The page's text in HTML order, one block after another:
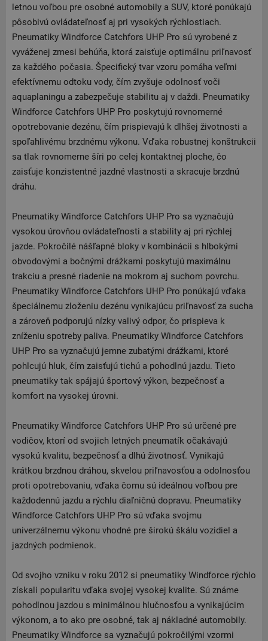
letnou voľbou pre osobné automobily a SUV, ktoré ponúkajú
pôsobivú ovládateľnosť aj pri vysokých rýchlostiach.
Pneumatiky Windforce Catchfors UHP Pro sú vyrobené z
vyváženej zmesi behúňa, ktorá zaisťuje optimálnu priľnavosť
za každého počasia. Špecifický tvar vzoru pomáha veľmi
efektívnemu odtoku vody, čím zvyšuje odolnosť voči
aquaplaningu a zabezpečuje stabilitu aj v daždi. Pneumatiky
Windforce Catchfors UHP Pro poskytujú rovnomerné
opotrebovanie dezénu, čím prispievajú k dlhšej životnosti a
spoľahlivému brzdnému výkonu. Vďaka robustnej konštrukcii
sa tlak rovnomerne šíri po celej kontaktnej ploche, čo
zaisťuje konzistentné jazdné vlastnosti a skracuje brzdnú
dráhu.
Pneumatiky Windforce Catchfors UHP Pro sa vyznačujú
vysokou úrovňou ovládateľnosti a stability aj pri rýchlej
jazde. Pokročilé nášľapné bloky v kombinácii s hlbokými
obvodovými a bočnými drážkami poskytujú maximálnu
trakciu a presné riadenie na mokrom aj suchom povrchu.
Pneumatiky Windforce Catchfors UHP Pro ponúkajú vďaka
špeciálnemu zloženiu dezénu vynikajúcu priľnavosť za sucha
a zároveň podporujú nízky valivý odpor, čo prispieva k
zníženiu spotreby paliva. Pneumatiky Windforce Catchfors
UHP Pro sa vyznačujú jemne zubatými drážkami, ktoré
pohlcujú hluk, čím zaisťujú tichú a pohodlnú jazdu. Tieto
pneumatiky tak spájajú športový výkon, bezpečnosť a
komfort na vysokej úrovni.
Pneumatiky Windforce Catchfors UHP Pro sú určené pre
vodičov, ktorí od svojich letných pneumatík očakávajú
vysokú kvalitu, bezpečnosť a dlhú životnosť. Vynikajú
krátkou brzdnou dráhou, skvelou priľnavosťou a odolnosťou
proti opotrebovaniu, vďaka čomu sú ideálnou voľbou pre
každodennú jazdu a rýchlu diaľničnú dopravu. Pneumatiky
Windforce Catchfors UHP Pro sú vďaka svojmu
univerzálnemu výkonu vhodné pre širokú škálu vozidiel a
jazdných podmienok.
Od svojho vzniku v roku 2012 si pneumatiky Windforce rýchlo
získali popularitu vďaka svojej vysokej kvalite. Sú známe
pohodlnou jazdou s minimálnou hlučnosťou a vynikajúcim
výkonom, a to ako pre osobné, tak aj nákladné automobily.
Pneumatiky Windforce sa vyznačujú pokročilými vzormi